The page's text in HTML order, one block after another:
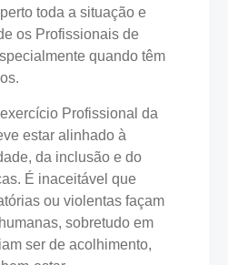
toda a situação e
os Profissionais de
quando têm
Profissional da
estar alinhado à
da inclusão e do
É inaceitável que
ou violentas façam
sobretudo em
ser de acolhimento,